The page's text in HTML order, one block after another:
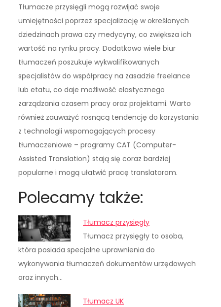
Tłumacze przysięgli mogą rozwijać swoje
umiejętności poprzez specjalizację w określonych
dziedzinach prawa czy medycyny, co zwiększa ich
wartość na rynku pracy. Dodatkowo wiele biur
tłumaczeń poszukuje wykwalifikowanych
specjalistów do współpracy na zasadzie freelance
lub etatu, co daje możliwość elastycznego
zarządzania czasem pracy oraz projektami. Warto
również zauważyć rosnącą tendencję do korzystania
z technologii wspomagających procesy
tłumaczeniowe – programy CAT (Computer-
Assisted Translation) stają się coraz bardziej
popularne i mogą ułatwić pracę translatorom.
Polecamy także:
Tłumacz przysięgły
Tłumacz przysięgły to osoba,
która posiada specjalne uprawnienia do
wykonywania tłumaczeń dokumentów urzędowych
oraz innych…
Tłumacz UK